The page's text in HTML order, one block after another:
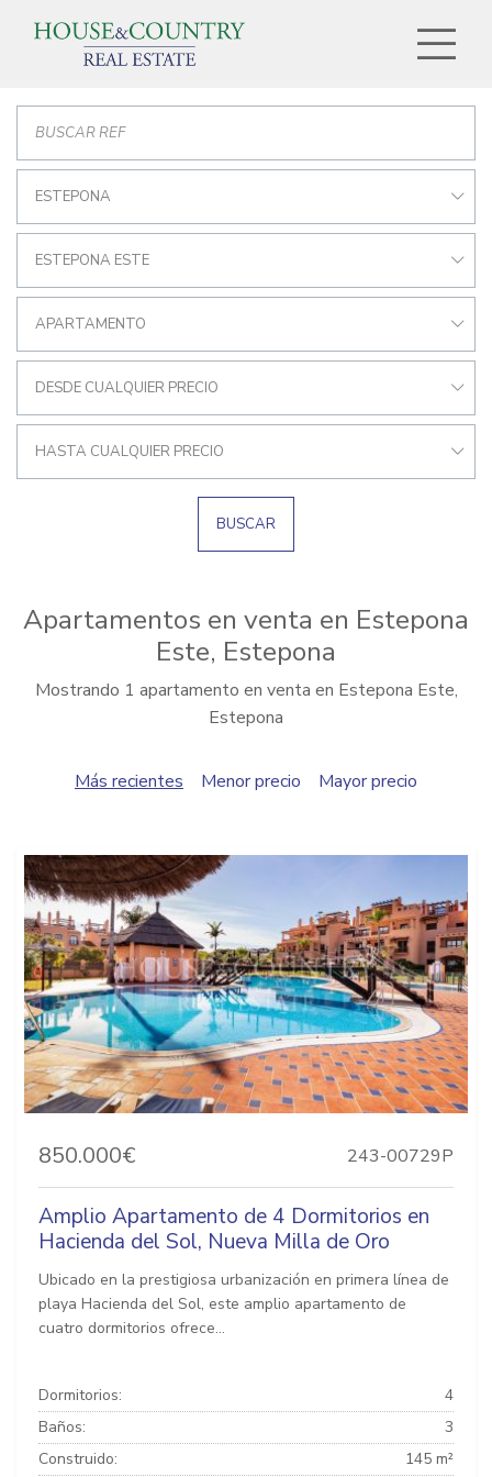
ESTEPONA
ESTEPONA ESTE
APARTAMENTO
DESDE CUALQUIER PRECIO
HASTA CUALQUIER PRECIO
BUSCAR
Apartamentos en venta en Estepona
Este, Estepona
Mostrando 1 apartamento en venta en Estepona Este,
Estepona
Más recientes Menor precio Mayor precio
850.000€ 243-00729P
Amplio Apartamento de 4 Dormitorios en
Hacienda del Sol, Nueva Milla de Oro
Ubicado en la prestigiosa urbanización en primera línea de
playa Hacienda del Sol, este amplio apartamento de
cuatro dormitorios ofrece...
Dormitorios:
4
Baños:
3
Construido:
145 m²